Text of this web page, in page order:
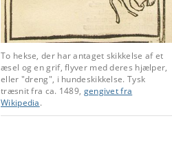
To hekse, der har antaget skikkelse af et
æsel og en grif, flyver med deres hjælper,
eller "dreng", i hundeskikkelse. Tysk
træsnit fra ca. 1489, gengivet fra
Wikipedia.